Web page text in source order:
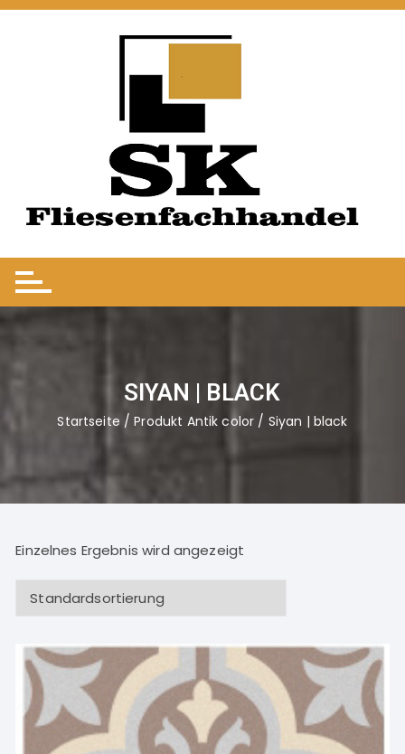
SIYAN | BLACK
Startseite / Produkt Antik color / Siyan | black
Einzelnes Ergebnis wird angezeigt